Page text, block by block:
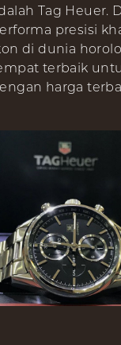
Tag Heuer.
presisi
di dunia
terbaik
harga